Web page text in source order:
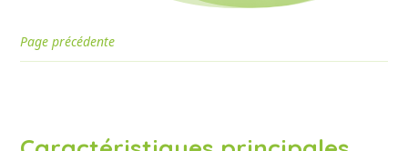
Page précédente